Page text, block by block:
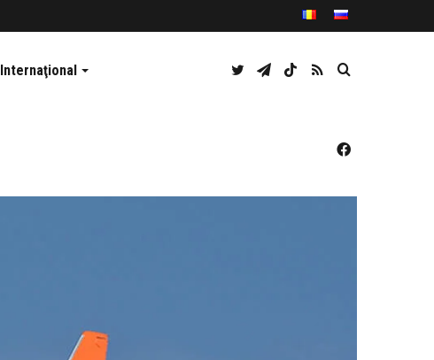
Internaţional Caută
RSS
TikTok
Telegram
Twitter
Facebook